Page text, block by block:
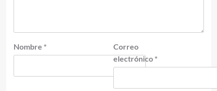
Nombre *
Correo
electrónico *